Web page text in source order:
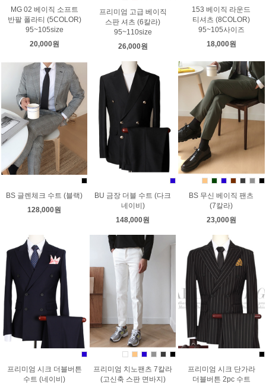
MG 02 베이직 소프트
반팔 폴라티 (5COLOR)
95~105size
20,000원
프리미엄 고급 베이직
스판 셔츠 (6칼라)
95~110size
26,000원
153 베이직 라운드
티셔츠 (8COLOR)
95~105사이즈
18,000원
BS 글렌체크 수트 (블랙)
128,000원
BU 금장 더블 수트 (다크
네이비)
148,000원
BS 무신 베이직 팬츠
(7칼라)
23,000원
프리미엄 시크 더블버튼
수트 (네이비)
프리미엄 치노팬츠 7칼라
(고신축 스판 면바지)
프리미엄 시크 단가라
더블버튼 2pc 수트